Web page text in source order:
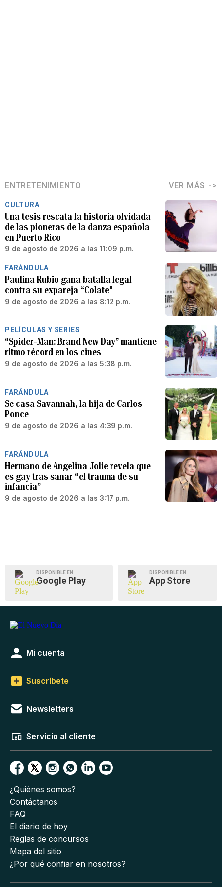
ENTRETENIMIENTO VER MÁS
CULTURA
Una tesis rescata la historia olvidada
de las pioneras de la danza española
en Puerto Rico
9 de agosto de 2026 a las 11:09 p.m.
FARÁNDULA
Paulina Rubio gana batalla legal
contra su expareja “Colate”
9 de agosto de 2026 a las 8:12 p.m.
PELÍCULAS Y SERIES
“Spider-Man: Brand New Day” mantiene
ritmo récord en los cines
9 de agosto de 2026 a las 5:38 p.m.
FARÁNDULA
Se casa Savannah, la hija de Carlos
Ponce
9 de agosto de 2026 a las 4:39 p.m.
FARÁNDULA
Hermano de Angelina Jolie revela que
es gay tras sanar “el trauma de su
infancia”
9 de agosto de 2026 a las 3:17 p.m.
DISPONIBLE EN
Google Play
DISPONIBLE EN
App Store
Mi cuenta
Suscríbete
Newsletters
Servicio al cliente
¿Quiénes somos?
Contáctanos
FAQ
El diario de hoy
Reglas de concursos
Mapa del sitio
¿Por qué confiar en nosotros?